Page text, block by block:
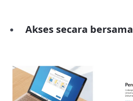
Akses secara bersama